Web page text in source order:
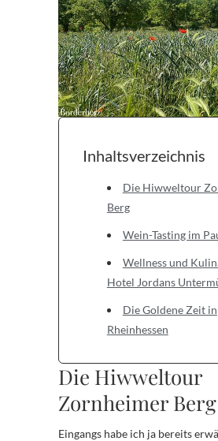
Inhaltsverzeichnis
Die Hiwweltour
Berg
Wein-Tasting im
Wellness und
Hotel Jordans
Die Goldene Zeit in
Rheinhessen
Die Hiwweltour
Zornheimer Berg
Eingangs habe ich ja bereits